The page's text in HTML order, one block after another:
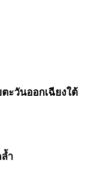
ะวันออกเฉียงใต้
ำ